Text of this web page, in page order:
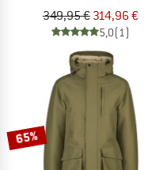
349,95 € 314,96 €
5,0(1)
65%